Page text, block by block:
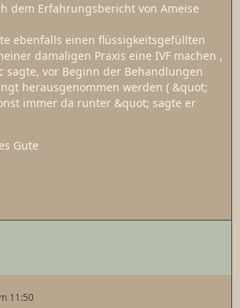
dem Erfahrungsbericht von Ameise
ebenfalls einen flüssigkeitsgefüllten
damaligen Praxis eine IVF machen ,
sagte, vor Beginn der Behandlungen
herausgenommen werden ( &quot;
immer da runter &quot; sagte er
Gute
11:50